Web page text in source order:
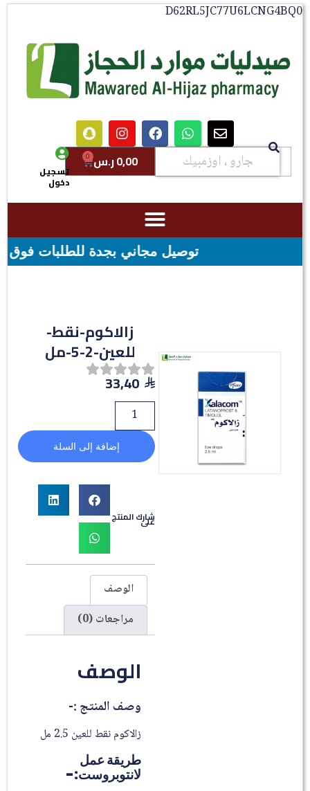
D62RL5JC77U6LCNG4BQ0
0,00ر.س 0
تسجيل
دخول
توصيل مجاني بجدة للطلبات فوق قيمه ال ١٠٠ ريال - شحن مجاني لقيمه اكثر من ٢٩٩ ريال
زالاكوم-نقط-
للعين-2-5-مل
33,40
إضافة إلى السلة
شارك المنتج
على
الوصف
مراجعات (0)
الوصف
وصف المنتج :-
زالاكوم نقط للعين 2.5 مل
طريقة عمل
لانتوبروست:-